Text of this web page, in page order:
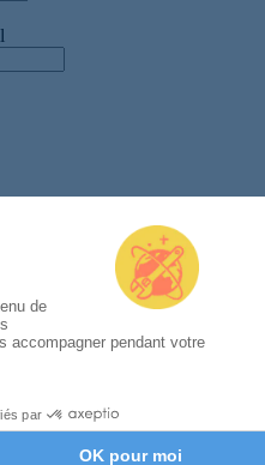
d’utilisation *
quelques clics